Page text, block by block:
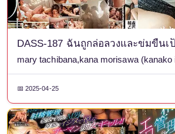
mary tachibana,kana morisawa (kanako
📅 2025-04-25